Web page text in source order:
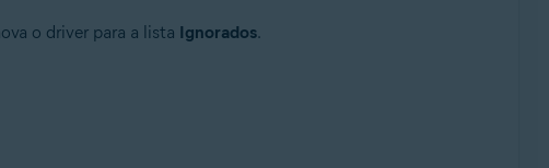
o driver para a lista Ignorados.